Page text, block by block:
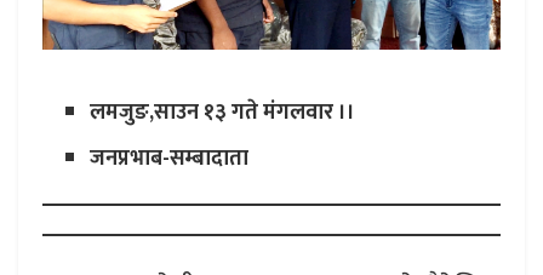
लमजुङ,साउन १३ गते मंगलवार ।।
जनप्रभाब-सम्बादाता